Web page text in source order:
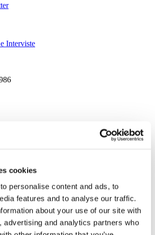
cookies
personalise content and ads, to
features and to analyse our traffic.
about your use of our site with
advertising and analytics partners who
Interviste
le 20 principali
hanno perso dall’inizio
53 miliardi di dollari